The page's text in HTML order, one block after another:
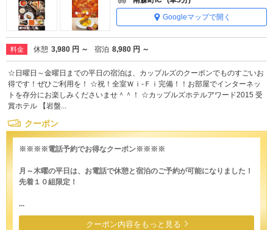
Googleマップで開く
料金 休憩 3,980 円 ～ 宿泊 8,980 円 ～
☆日曜日～金曜日までの平日の宿泊は、カップルズのクーポンでものすごいお
得です！ぜひご利用を！ ☆祝！全室Ｗｉ-Ｆｉ完備！！お部屋でインターネッ
トを存分にお楽しみくださいませ＾＾！ ☆カップルズホテルアワード2015 受
賞ホテル 【岩盤...
クーポン
※※※※電話予約でお得なクーポン※※※※
月～木曜の平日は、お電話で休憩と宿泊のご予約が可能になりました！
先着１０組限定！
...
クーポン内容をもっと見る